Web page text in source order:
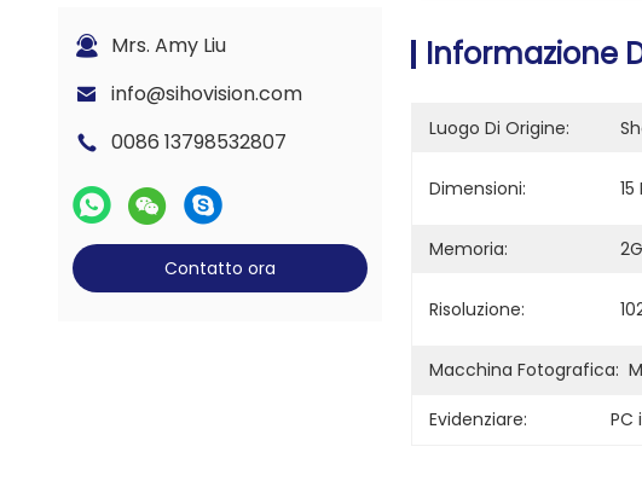
Mrs. Amy Liu
info@sihovision.com
0086 13798532807
Contatto ora
Informazione
Luogo Di Origine:
Dimensioni:
Memoria:
Risoluzione:
Macchina Fotografica:
Evidenziare: PC